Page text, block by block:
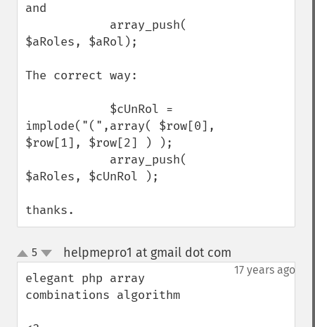
and
$aRoles, $aRol);
The correct way:
implode("(",array( $row[0],
$row[1], $row[2] ) );
$aRoles, $cUnRol );
thanks.
up
down
5 helpmepro1 at gmail dot com
17 years ago
elegant php array
combinations algorithm